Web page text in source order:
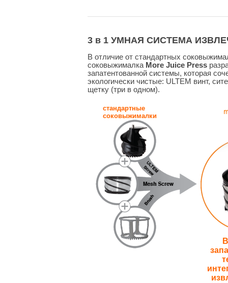
3 в 1 УМНАЯ СИСТЕМА
В отличие от стандартных
соковыжималка More Juice Press
запатентованной системы, которая
экологически чистые: ULTEM винт,
щетку (три в одном).
стандартные
соковыжималки